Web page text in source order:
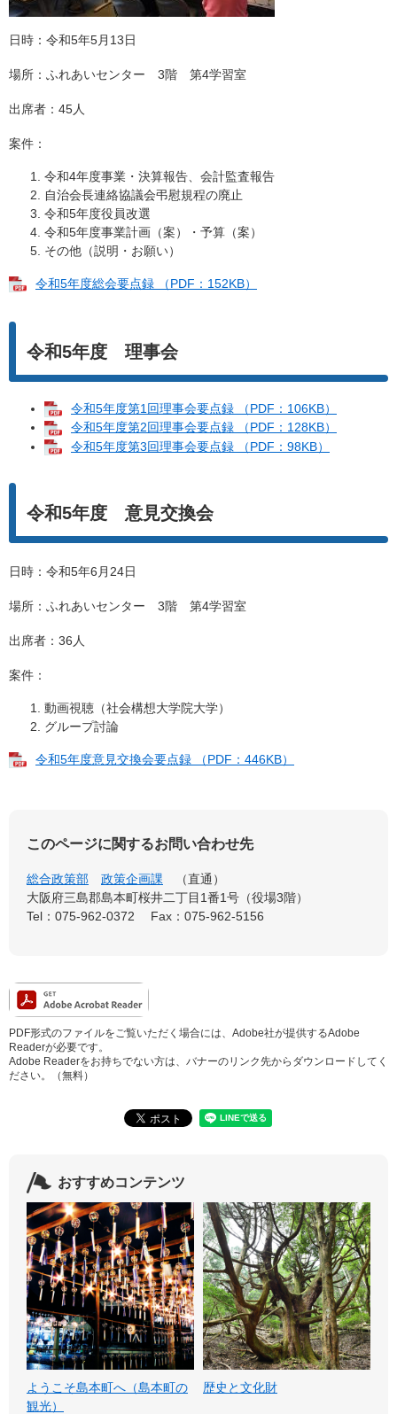
日時：令和5年5月13日
場所：ふれあいセンター 3階 第4学習室
出席者：45人
案件：
令和4年度事業・決算報告、会計監査報告
自治会長連絡協議会弔慰規程の廃止
令和5年度役員改選
令和5年度事業計画（案）・予算（案）
その他（説明・お願い）
令和5年度総会要点録 （PDF：152KB）
令和5年度 理事会
令和5年度第1回理事会要点録 （PDF：106KB）
令和5年度第2回理事会要点録 （PDF：128KB）
令和5年度第3回理事会要点録 （PDF：98KB）
令和5年度 意見交換会
日時：令和5年6月24日
場所：ふれあいセンター 3階 第4学習室
出席者：36人
案件：
動画視聴（社会構想大学院大学）
グループ討論
令和5年度意見交換会要点録 （PDF：446KB）
このページに関するお問い合わせ先
総合政策部 政策企画課
直通
大阪府三島郡島本町桜井二丁目1番1号（役場3階）
Tel：075-962-0372
Fax：075-962-5156
PDF形式のファイルをご覧いただく場合には、Adobe社が提供するAdobe
Readerが必要です。
Adobe Readerをお持ちでない方は、バナーのリンク先からダウンロードしてく
ださい。（無料）
おすすめコンテンツ
ようこそ島本町へ（島本町の
観光）
歴史と文化財